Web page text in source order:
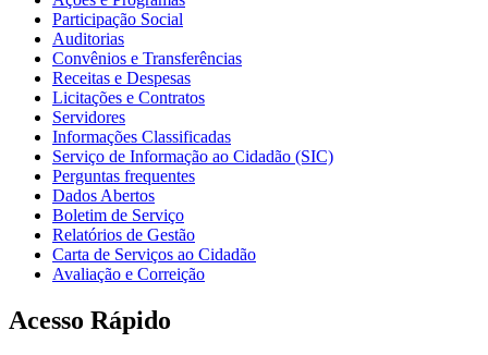
Participação Social
Auditorias
Convênios e Transferências
Receitas e Despesas
Licitações e Contratos
Servidores
Informações Classificadas
Serviço de Informação ao Cidadão (SIC)
Perguntas frequentes
Dados Abertos
Boletim de Serviço
Relatórios de Gestão
Carta de Serviços ao Cidadão
Avaliação e Correição
Acesso Rápido